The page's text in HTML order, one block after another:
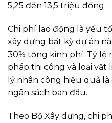
5,25 đến 13,5 triệu đồng.
Chi phí lao động là yếu
xây dựng bất kỳ dự án
30% tổng kinh phí. Tỷ lệ
pháp thi công và loại vật
lý nhân công hiệu quả
ngân sách ban đầu.
Theo Bộ Xây dựng, chi